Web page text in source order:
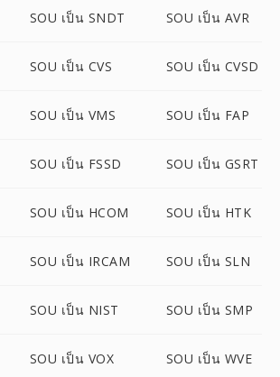
SOU เป็น SNDT SOU เป็น AVR
SOU เป็น CVS SOU เป็น CVSD
SOU เป็น VMS SOU เป็น FAP
SOU เป็น FSSD SOU เป็น GSRT
SOU เป็น HCOM SOU เป็น HTK
SOU เป็น IRCAM SOU เป็น SLN
SOU เป็น NIST SOU เป็น SMP
SOU เป็น VOX SOU เป็น WVE